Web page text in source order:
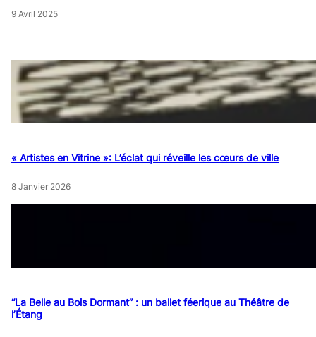
9 Avril 2025
« Artistes en Vitrine »: L’éclat qui réveille les cœurs de ville
8 Janvier 2026
“La Belle au Bois Dormant” : un ballet féerique au Théâtre de
l’Étang